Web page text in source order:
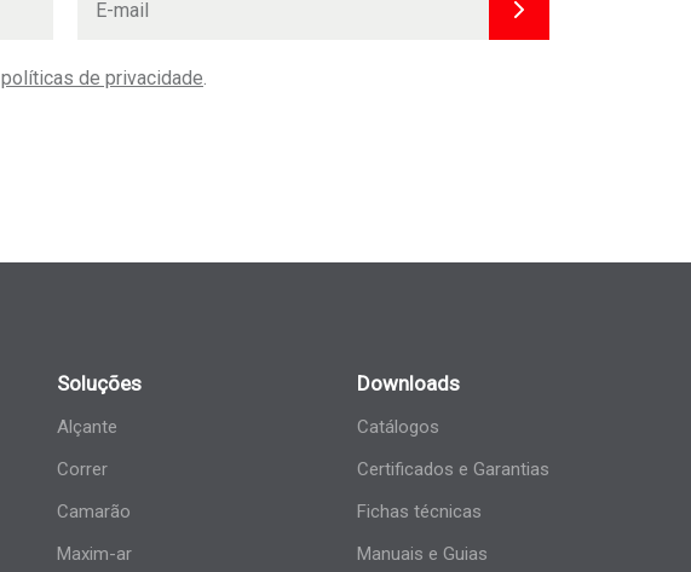
políticas de privacidade.
Soluções
Alçante
Correr
Camarão
Maxim-ar
Downloads
Catálogos
Certificados e Garantias
Fichas técnicas
Manuais e Guias